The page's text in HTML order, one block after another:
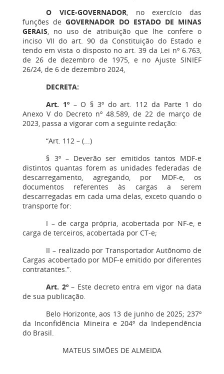
O VICE-GOVERNADOR, no exercício das
funções deGOVERNADOR DO ESTADO DE MINAS
GERAIS, no uso de atribuição que lhe confere o
inciso VII do art. 90 da Constituição do Estado e
tendo em vista o disposto no art. 39 da Lei nº 6.763,
de 26 de dezembro de 1975, e no Ajuste SINIEF
26/24, de 6 de dezembro 2024,
DECRETA:
Art. 1º – O § 3º do art. 112 da Parte 1 do
Anexo V do Decreto nº 48.589, de 22 de março de
2023, passa a vigorar com a seguinte redação:
“Art. 112 – (...)
§ 3º – Deverão ser emitidos tantos MDF-e
distintos quantas forem as unidades federadas de
descarregamento, agregando, por MDF-e, os
documentos referentes às cargas a serem
descarregadas em cada uma delas, exceto quando o
transporte for:
I – de carga própria, acobertada por NF-e, e
carga de terceiros, acobertada por CT-e;
II – realizado por Transportador Autônomo de
Cargas acobertado por MDF-e emitido por diferentes
contratantes.”.
Art. 2º– Este decreto entra em vigor na data
de sua publicação.
Belo Horizonte, aos 13 de junho de 2025; 237º
da Inconfidência Mineira e 204º da Independência
do Brasil.
MATEUS SIMÕES DE ALMEIDA